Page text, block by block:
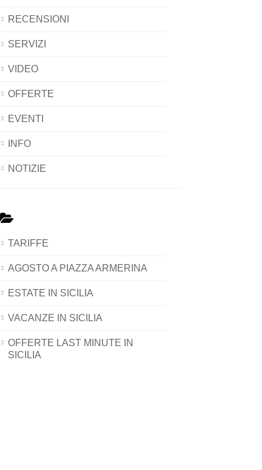
RECENSIONI
SERVIZI
VIDEO
OFFERTE
EVENTI
INFO
NOTIZIE
TARIFFE
AGOSTO A PIAZZA ARMERINA
ESTATE IN SICILIA
VACANZE IN SICILIA
OFFERTE LAST MINUTE IN
SICILIA